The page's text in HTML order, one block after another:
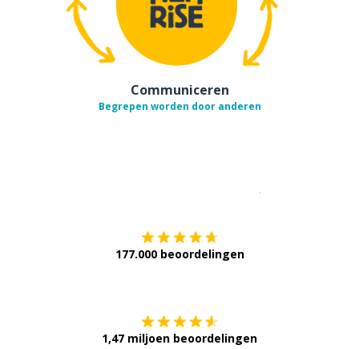
Communiceren
Begrepen worden door anderen
177.000 beoordelingen
1,47 miljoen beoordelingen